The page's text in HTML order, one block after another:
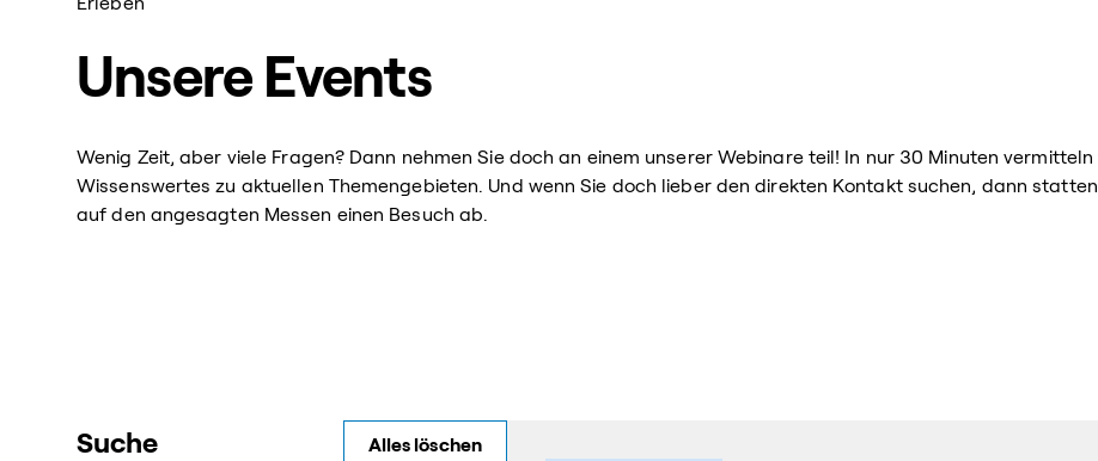
Unsere Events
Wenig Zeit, aber viele Fragen? Dann nehmen Sie doch an einem unserer Webinare teil! In nur 30 Minuten vermitteln
Wissenswertes zu aktuellen Themengebieten. Und wenn Sie doch lieber den direkten Kontakt suchen, dann
auf den angesagten Messen einen Besuch ab.
Suche Alles löschen